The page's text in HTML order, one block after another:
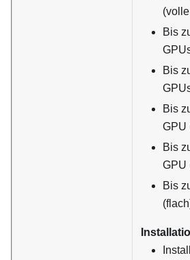
Bis
Bis
Bis
GPU
Bis
GPU
Bis